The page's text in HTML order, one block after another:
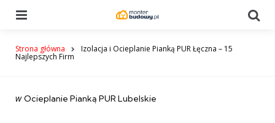
Strona główna Izolacja i Ocieplanie Pianką PUR Łęczna – 15
Najlepszych Firm
Categories
post
w Ocieplanie Pianką PUR Lubelskie